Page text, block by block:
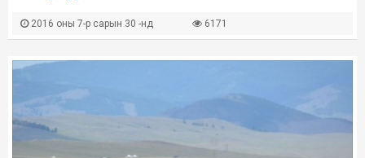
2016 оны 7-р сарын 30 -нд 6171